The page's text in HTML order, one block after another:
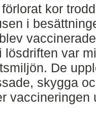
kor
i
lösdriften var
De
skygga
vaccineringen